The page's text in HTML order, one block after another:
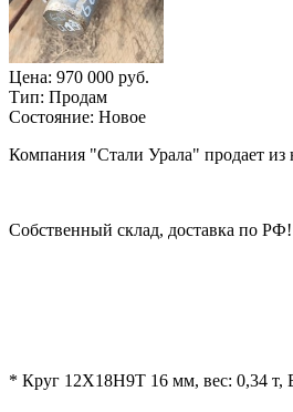
Цена: 970 000 руб.
Тип: Продам
Состояние: Новое
Компания "Стали Урала" продает
Собственный склад, доставка по РФ!
* Круг 12Х18Н9Т 16 мм, вес: 0,34